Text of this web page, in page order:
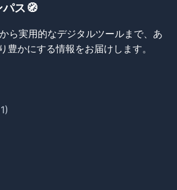
パス🧭
ら実用的なデジタルツールまで、あ
豊かにする情報をお届けします。